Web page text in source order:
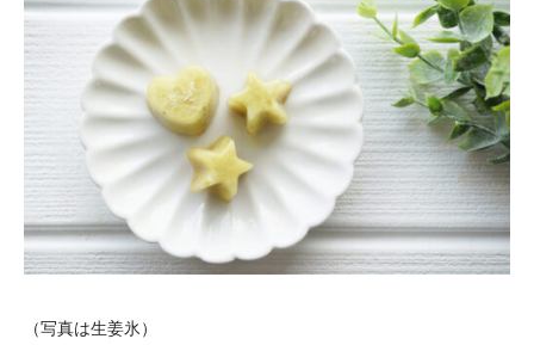
（写真は生姜氷）